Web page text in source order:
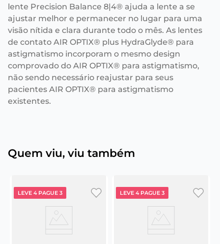
lente Precision Balance 8|4® ajuda a lente a se
ajustar melhor e permanecer no lugar para uma
visão nítida e clara durante todo o mês. As lentes
de contato AIR OPTIX® plus HydraGlyde® para
astigmatismo incorporam o mesmo design
comprovado do AIR OPTIX® para astigmatismo,
não sendo necessário reajustar para seus
pacientes AIR OPTIX® para astigmatismo
existentes.
Quem viu, viu também
LEVE 4 PAGUE 3 LEVE 4 PAGUE 3